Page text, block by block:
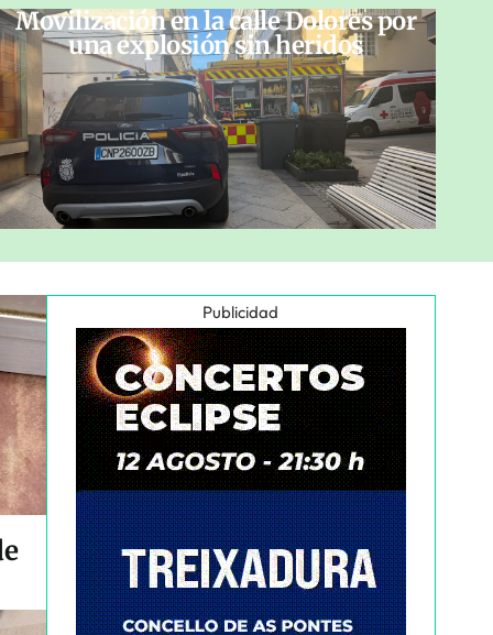
Movilización en la calle Dolores por
una explosión sin heridos
Publicidad